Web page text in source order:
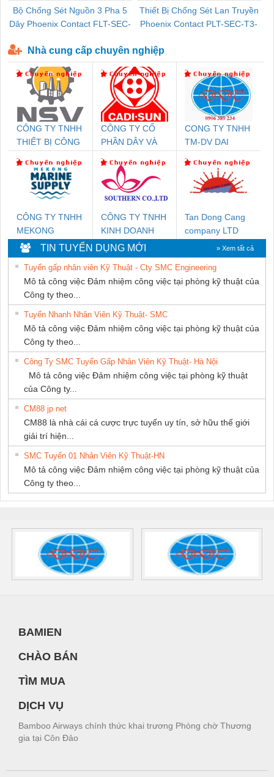
Bộ Chống Sét Nguồn 3 Pha 5
Dây Phoenix Contact FLT-SEC-
Thiết Bị Chống Sét Lan Truyền
Phoenix Contact PLT-SEC-T3-
Nhà cung cấp chuyên nghiệp
CÔNG TY TNHH
THIẾT BỊ CÔNG
SETSUBI VIỆT
NAM
CÔNG TY CỔ
PHẦN DÂY VÀ
THƯỢNG ĐÌNH
CONG TY TNHH
TM-DV DAI
CÔNG TY TNHH
MEKONG
MARINE SUPPLY
CÔNG TY TNHH
KINH DOANH
DỊCH VỤ XNK
PHƯƠNG NAM
Tan Dong Cang
company LTD
TIN TUYỂN DỤNG MỚI » Xem tất cả
Tuyển gấp nhân viên Kỹ Thuật - Cty SMC Engineering
Mô tả công việc Đảm nhiệm công việc tại phòng kỹ thuật của
Công ty theo...
Tuyển Nhanh Nhân Viên Kỹ Thuật- SMC
Mô tả công việc Đảm nhiệm công việc tại phòng kỹ thuật của
Công ty theo...
Công Ty SMC Tuyển Gấp Nhân Viên Kỹ Thuật- Hà Nội
Mô tả công việc Đảm nhiệm công việc tại phòng kỹ thuật
của Công ty...
CM88 jp net
CM88 là nhà cái cá cược trực tuyến uy tín, sở hữu thế giới
giải trí hiện...
SMC Tuyển 01 Nhân Viên Kỹ Thuật-HN
Mô tả công việc Đảm nhiệm công việc tại phòng kỹ thuật của
Công ty theo...
BAMIEN
CHÀO BÁN
TÌM MUA
DỊCH VỤ
Bamboo Airways chính thức khai trương Phòng chờ Thương
gia tại Côn Đảo